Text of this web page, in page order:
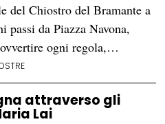
del Chiostro del Bramante a
passi da Piazza Navona,
ogni regola,…
attraverso gli
Lai